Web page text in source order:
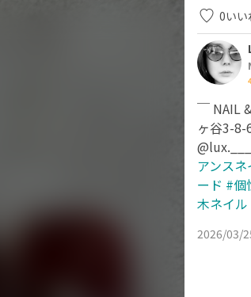
0いい
￣ NAIL
ヶ谷3-8-
アンスネ
ード #個
木ネイル
2026/03/